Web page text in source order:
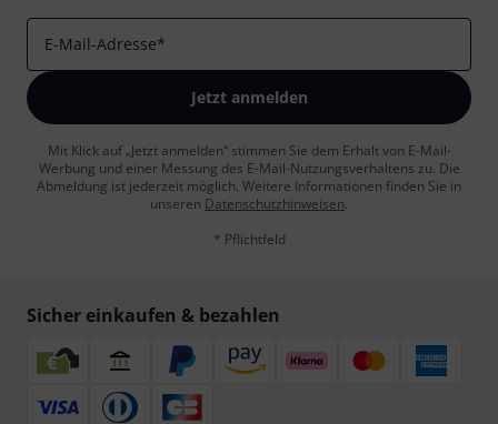
E-Mail-Adresse*
Jetzt anmelden
Mit Klick auf „Jetzt anmelden“ stimmen Sie dem Erhalt von E-Mail-
Werbung und einer Messung des E-Mail-Nutzungsverhaltens zu. Die
Abmeldung ist jederzeit möglich. Weitere Informationen finden Sie in
unseren Datenschutzhinweisen.
* Pflichtfeld
Sicher einkaufen & bezahlen